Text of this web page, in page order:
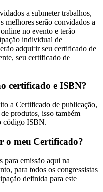
a submeter trabalhos,
melhores serão convidados a
no evento e terão
individual de
adquirir seu certificado de
seu certificado de
certificado e ISBN?
a Certificado de publicação,
produtos, isso também
código ISBN.
o meu Certificado?
para emissão aqui na
para todos os congressistas
definida para este